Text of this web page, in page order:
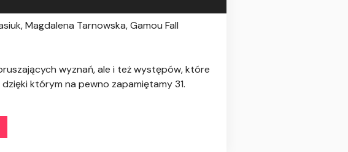
Magdalena Tarnowska, Gamou Fall
wyznań, ale i też występów, które
którym na pewno zapamiętamy 31.